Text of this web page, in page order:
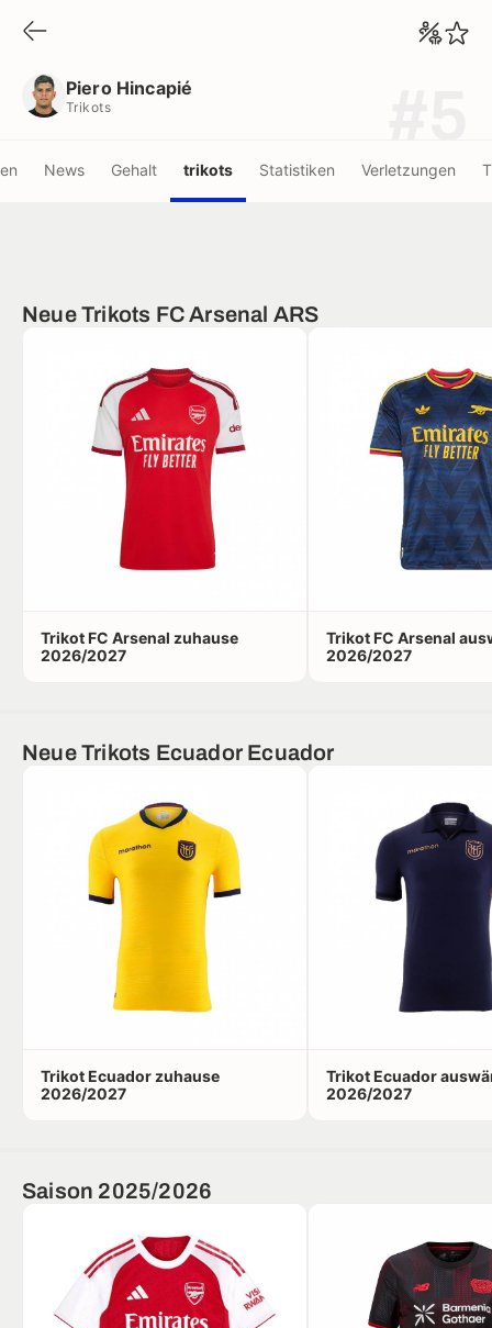
Piero Hincapié
Trikots
News Gehalt trikots Statistiken Verletzungen
Neue Trikots FC Arsenal ARS
Trikot FC Arsenal zuhause
2026/2027
Trikot FC Arsenal
2026/2027
Neue Trikots Ecuador Ecuador
Trikot Ecuador zuhause
2026/2027
Trikot Ecuador
2026/2027
Saison 2025/2026